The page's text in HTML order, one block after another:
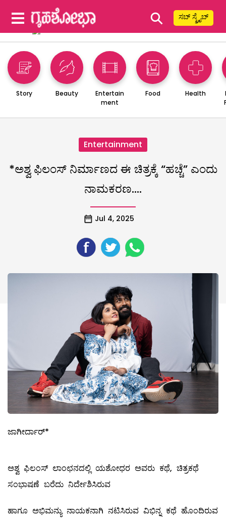
⚲ ಸಬ್ ಸ್ಕ್ರೈಬ್
Story Beauty
Entertain
ment
Food Health
Entertainment
*ಅಶ್ವ ಫಿಲಂಸ್ ನಿರ್ಮಾಣದ ಈ ಚಿತ್ರಕ್ಕೆ “ಹಚ್ಚೆ” ಎಂದು
ನಾಮಕರಣ….
Jul 4, 2025
ಜಾಗೀರ್ದಾರ್*
ಅಶ್ವ ಫಿಲಂಸ್ ಲಾಂಛನದಲ್ಲಿ ಯಶೋಧರ ಅವರು ಕಥೆ, ಚಿತ್ರಕಥೆ
ಸಂಭಾಷಣೆ ಬರೆದು ನಿರ್ದೇಶಿಸಿರುವ
ಹಾಗೂ ಅಭಿಮನ್ಯು ನಾಯಕನಾಗಿ ನಟಿಸಿರುವ ವಿಭಿನ್ನ ಕಥೆ ಹೊಂದಿರುವ